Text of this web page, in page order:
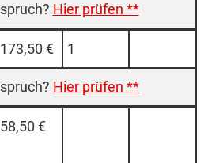
Hier prüfen **
173,50 € 1
Hier prüfen **
58,50 €